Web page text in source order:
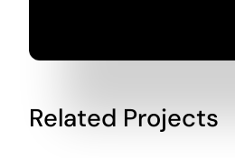
Related Projects